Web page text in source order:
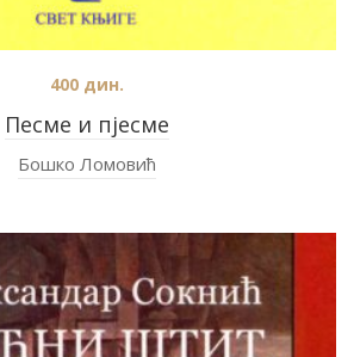
Песме и пјесме
400 дин.
Бошко Ломовић